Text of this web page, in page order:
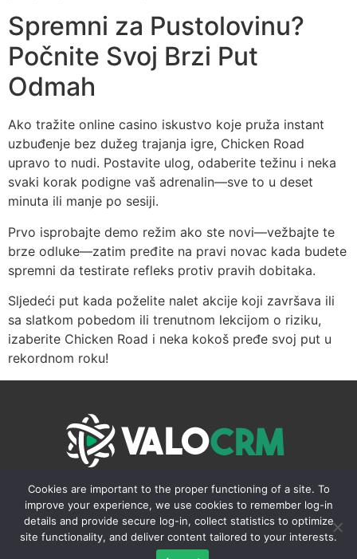
Spremni za Pustolovinu?
Počnite Svoj Brzi Put
Odmah
Ako tražite online casino iskustvo koje pruža instant
uzbuđenje bez dužeg trajanja igre, Chicken Road
upravo to nudi. Postavite ulog, odaberite težinu i neka
svaki korak podigne vaš adrenalin—sve to u deset
minuta ili manje po sesiji.
Prvo isprobajte demo režim ako ste novi—vežbajte te
brze odluke—zatim pređite na pravi novac kada budete
spremni da testirate refleks protiv pravih dobitaka.
Sljedeći put kada poželite nalet akcije koji završava ili
sa slatkom pobedom ili trenutnom lekcijom o riziku,
izaberite Chicken Road i neka kokoš pređe svoj put u
rekordnom roku!
231 Rue Saint-Honore, 75001 Paris
© Designed by ValoCRM SAS
Cookies are important to the proper functioning of a site. To
improve your experience, we use cookies to remember log-in
details and provide secure log-in, collect statistics to optimize
site functionality, and deliver content tailored to your interests.